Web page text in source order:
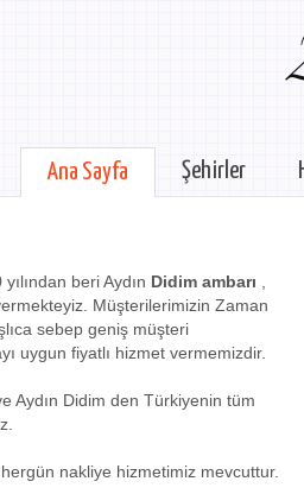
Ana Sayfa Şehirler
beri Aydın Didim ambarı ,
Müşterilerimizin Zaman
sebep geniş müşteri
uygun fiyatlı hizmet vermemizdir.
Aydın Didim den Türkiyenin tüm
nakliye hizmetimiz mevcuttur.